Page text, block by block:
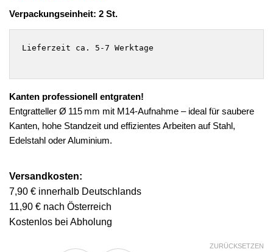
Verpackungseinheit: 2 St.
Lieferzeit ca. 5-7 Werktage
Kanten professionell entgraten!
Entgratteller Ø 115 mm mit M14-Aufnahme – ideal für saubere
Kanten, hohe Standzeit und effizientes Arbeiten auf Stahl,
Edelstahl oder Aluminium.
Versandkosten:
7,90 € innerhalb Deutschlands
11,90 € nach Österreich
Kostenlos bei Abholung
ZURÜCKSETZEN